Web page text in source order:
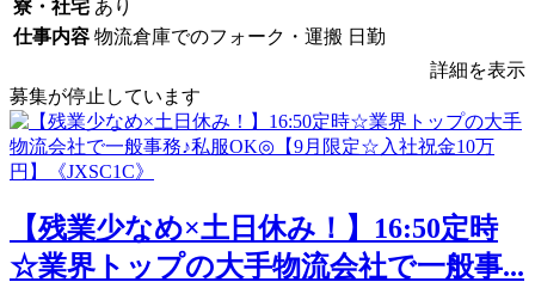
寮・社宅 あり
仕事内容 物流倉庫でのフォーク・運搬 日勤
詳細を表示
募集が停止しています
【残業少なめ×土日休み！】16:50定時
☆業界トップの大手物流会社で一般事...